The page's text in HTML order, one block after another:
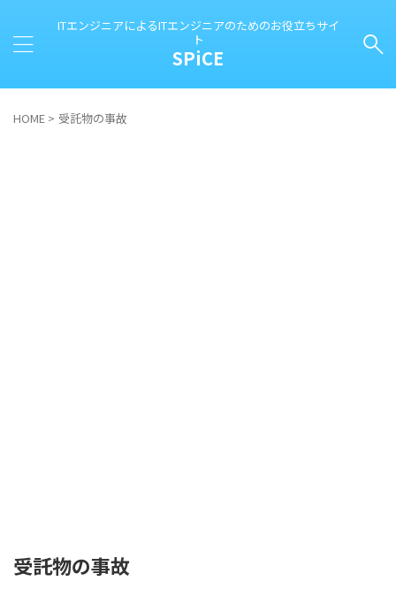
ITエンジニアによるITエンジニアのためのお役立ちサイ
ト
SPiCE
HOME > 受託物の事故
受託物の事故